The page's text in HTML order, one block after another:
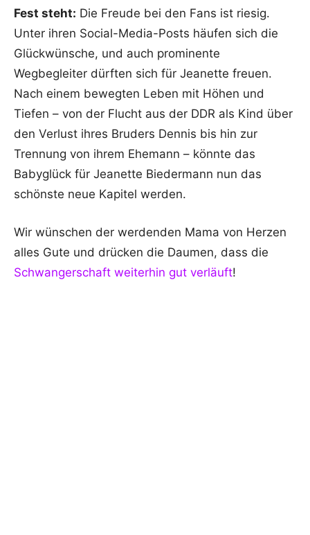
Fest steht: Die Freude bei den Fans ist riesig.
Unter ihren Social-Media-Posts häufen sich die
Glückwünsche, und auch prominente
Wegbegleiter dürften sich für Jeanette freuen.
Nach einem bewegten Leben mit Höhen und
Tiefen – von der Flucht aus der DDR als Kind über
den Verlust ihres Bruders Dennis bis hin zur
Trennung von ihrem Ehemann – könnte das
Babyglück für Jeanette Biedermann nun das
schönste neue Kapitel werden.
Wir wünschen der werdenden Mama von Herzen
alles Gute und drücken die Daumen, dass die
Schwangerschaft weiterhin gut verläuft!